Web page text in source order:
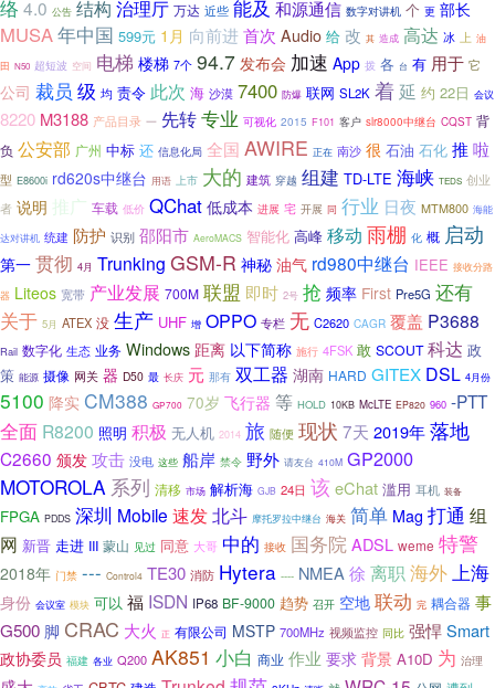
络 4.0 公告 结构 治理厅 万达 近些 能及 和源通信 数字对讲机 个 更 部长
MUSA年中国 599元 1月 向前进首次 Audio 给 改 其 造成 高达 冰 上 油
田 N50 超短波 空间 电梯 楼梯 7个 94.7 发布会 加速 App 拨 各 台 有 用于 它
公司 裁员 级 均 责令 此次 海 沙漠 7400 防爆 联网 SL2K 着 延 约 22日 会议
8220 M3188 产品目录 一 先转专业 可视化 2015 F101 客户 slr8000中继台 CQST 背
负 公安部 广州 中标 还 信息化局 全国 AWIRE 正在 南沙 很 石油 石化 推 啦
型 E8600i rd620s中继台 用语 上市 大的 建筑 穿越 组建 TD-LTE 海峡 TEDS 创业
者 说明 推广 车载 低价 QChat 低成本 进展 宅 开展 同 行业 日夜 MTM800 海能
达对讲机 统建 防护 识别 邵阳市 AeroMACS 智能化 高峰 移动 雨棚 化 概 启动
第一贯彻 4月 Trunking GSM-R 神秘 油气 rd980中继台 IEEE 接收分路
器 Liteos 宽带 产业发展 700M 联盟 即时 2号 抢 频率 First Pre5G 还有
关于 5月 ATEX 没 生产 UHF 增 OPPO 专栏 无 C2620 CAGR 覆盖 P3688
Rail 数字化 生态 业务 Windows 距离 以下简称 施行 4FSK 敢 SCOUT 科达 政
策 能源 摄像 网关 器 D50 最 长庆 元 那有 双工器 湖南 HARD GITEX DSL 4月份
5100 降实 CM388 GP700 70岁 飞行器 等 HOLD 10KB McLTE EP820 960 -PTT
全面 R8200 照明 积极 无人机 2014 旅 随便 现状 7天 2019年落地
C2660 颁发 攻击 没电 这些 船岸 禁令 野外 请友台 410M GP2000
MOTOROLA 系列 清移 市场 解析海 GJB 24日 该eChat 滥用 耳机 装备
FPGA PDDS 深圳 Mobile 速发北斗 摩托罗拉中继台 海关 简单 Mag 打通 组
网 新晋 走进 III 蒙山 见过 同意 大哥 中的 接收 国务院ADSL weme 特警
2018年 门禁 --- Control4 TE30 消防 Hytera ---- NMEA 徐 离职 海外上海
身份 会议室 模块 可以 福 ISDN IP68 BF-9000 趋势 召开 空地 联动 完 耦合器 事
G500 脚 CRAC 大火 正 有限公司 MSTP 700MHz 视频监控 同比 强悍Smart
政协委员 福建 各业 Q200 AK851 小白 商业 作业 要求 背景 A10D 为 治理